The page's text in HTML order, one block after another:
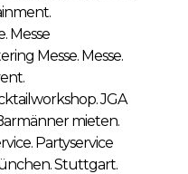
Messe
Messe. Messe.
JGA
mieten.
Partyservice
Stuttgart.